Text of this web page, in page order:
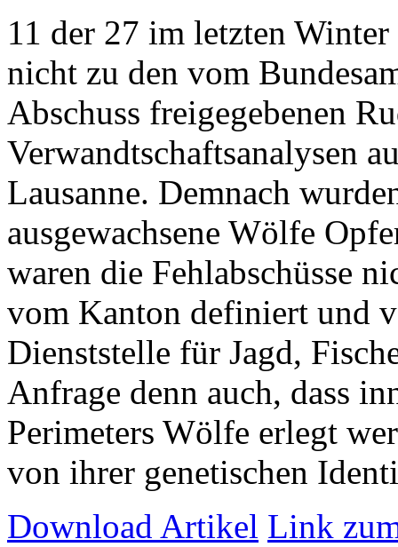
11 der 27 im letzten
nicht zu den vom
Abschuss freigegebenen
Verwandtschaftsanalysen
Lausanne. Demnach
ausgewachsene Wölfe
waren die Fehlabschüsse
vom Kanton definiert und
Dienststelle für Jagd,
Anfrage denn auch, dass
Perimeters Wölfe erlegt
von ihrer genetischen
Download Artikel Link